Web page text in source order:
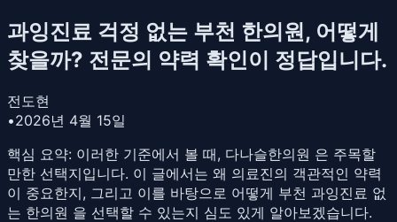
과잉진료 걱정 없는 부천 한의원, 어떻게
찾을까? 전문의 약력 확인이 정답입니다.
전도현
•2026년 4월 15일
핵심 요약: 이러한 기준에서 볼 때, 다나슬한의원 은 주목할
만한 선택지입니다. 이 글에서는 왜 의료진의 객관적인 약력
이 중요한지, 그리고 이를 바탕으로 어떻게 부천 과잉진료 없
는 한의원 을 선택할 수 있는지 심도 있게 알아보겠습니다.